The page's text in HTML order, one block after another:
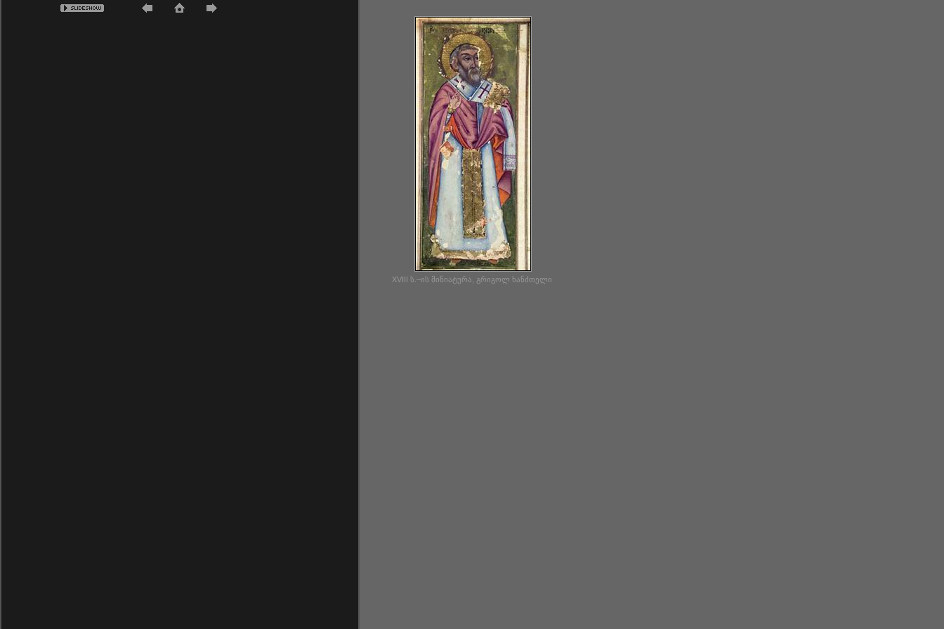
XVIII ს.–ის მინიატურა, გრიგოლ ხანძთელი